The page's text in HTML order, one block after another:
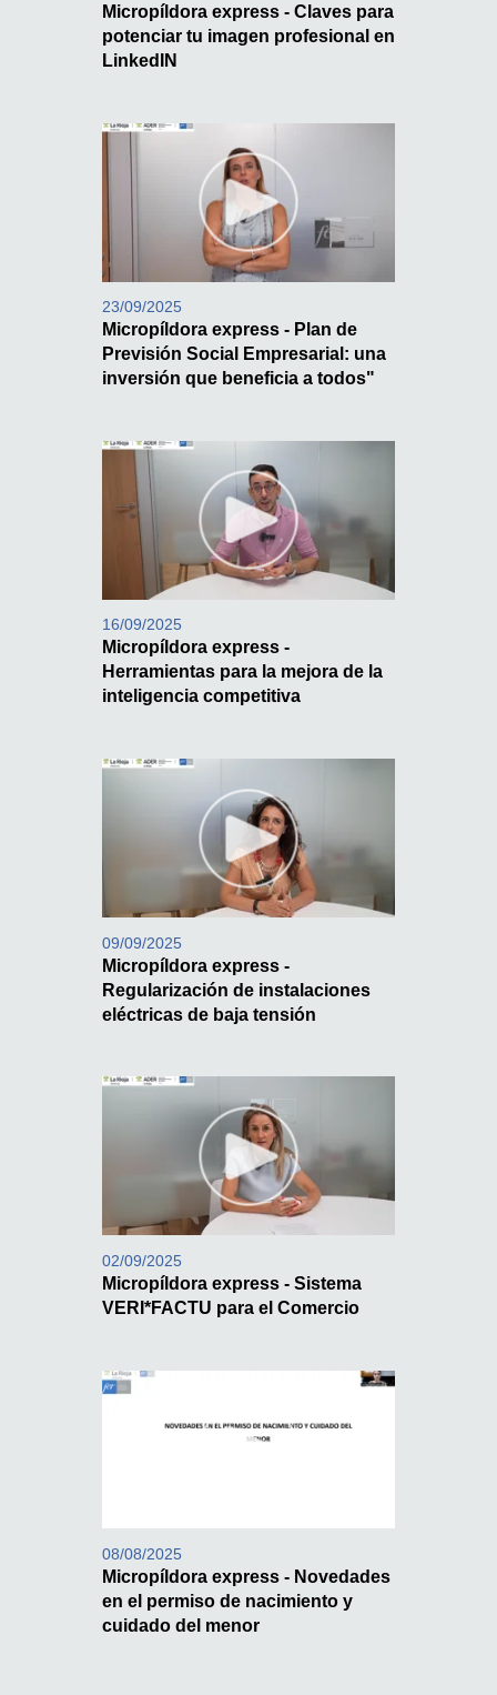
Micropíldora express - Claves para
potenciar tu imagen profesional en
LinkedIN
23/09/2025
Micropíldora express - Plan de
Previsión Social Empresarial: una
inversión que beneficia a todos"
16/09/2025
Micropíldora express -
Herramientas para la mejora de la
inteligencia competitiva
09/09/2025
Micropíldora express -
Regularización de instalaciones
eléctricas de baja tensión
02/09/2025
Micropíldora express - Sistema
VERI*FACTU para el Comercio
08/08/2025
Micropíldora express - Novedades
en el permiso de nacimiento y
cuidado del menor